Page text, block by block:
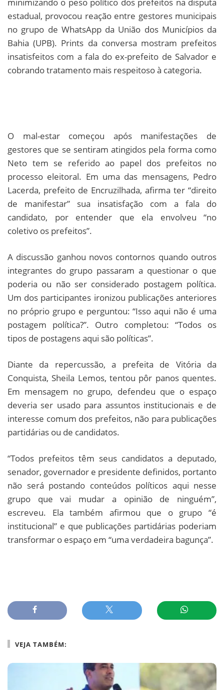
minimizando o peso político dos prefeitos na disputa
estadual, provocou reação entre gestores municipais
no grupo de WhatsApp da União dos Municípios da
Bahia (UPB). Prints da conversa mostram prefeitos
insatisfeitos com a fala do ex-prefeito de Salvador e
cobrando tratamento mais respeitoso à categoria.
O mal-estar começou após manifestações de
gestores que se sentiram atingidos pela forma como
Neto tem se referido ao papel dos prefeitos no
processo eleitoral. Em uma das mensagens, Pedro
Lacerda, prefeito de Encruzilhada, afirma ter “direito
de manifestar” sua insatisfação com a fala do
candidato, por entender que ela envolveu “no
coletivo os prefeitos”.
A discussão ganhou novos contornos quando outros
integrantes do grupo passaram a questionar o que
poderia ou não ser considerado postagem política.
Um dos participantes ironizou publicações anteriores
no próprio grupo e perguntou: “Isso aqui não é uma
postagem política?”. Outro completou: “Todos os
tipos de postagens aqui são políticas”.
Diante da repercussão, a prefeita de Vitória da
Conquista, Sheila Lemos, tentou pôr panos quentes.
Em mensagem no grupo, defendeu que o espaço
deveria ser usado para assuntos institucionais e de
interesse comum dos prefeitos, não para publicações
partidárias ou de candidatos.
“Todos prefeitos têm seus candidatos a deputado,
senador, governador e presidente definidos, portanto
não será postando conteúdos políticos aqui nesse
grupo que vai mudar a opinião de ninguém”,
escreveu. Ela também afirmou que o grupo “é
institucional” e que publicações partidárias poderiam
transformar o espaço em “uma verdadeira bagunça”.
VEJA TAMBÉM: